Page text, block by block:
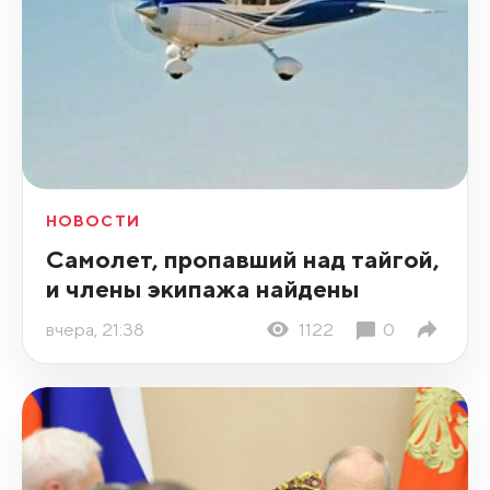
НОВОСТИ
Самолет, пропавший над тайгой,
и члены экипажа найдены
вчера, 21:38 1122 0